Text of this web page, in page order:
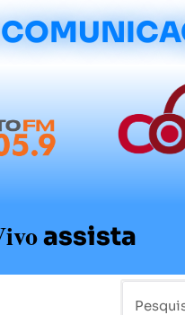
assista